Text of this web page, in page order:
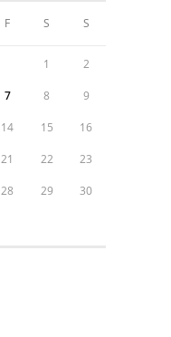
F S S
1 2
7 8 9
14 15 16
21 22 23
28 29 30